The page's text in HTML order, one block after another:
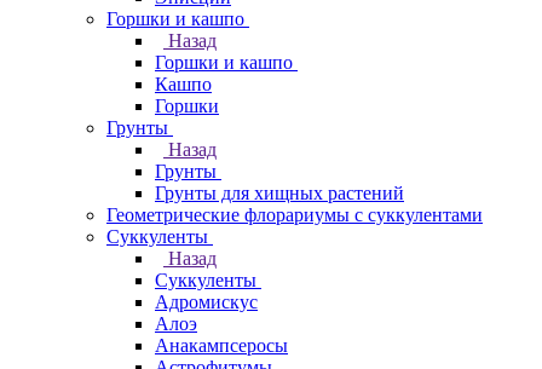
Горшки и кашпо
Назад
Горшки и кашпо
Кашпо
Горшки
Грунты
Назад
Грунты
Грунты для хищных растений
Геометрические флорариумы с суккулентами
Суккуленты
Назад
Суккуленты
Адромискус
Алоэ
Анакампсеросы